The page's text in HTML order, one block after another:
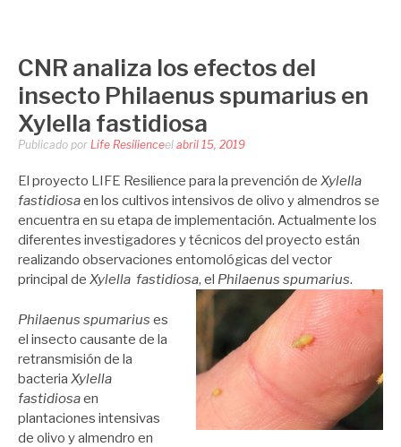
CNR analiza los efectos del
insecto Philaenus spumarius en
Xylella fastidiosa
Publicado por Life Resilienceel abril 15, 2019
El proyecto LIFE Resilience para la prevención de Xylella
fastidiosaen los cultivos intensivos de olivo y almendros se
encuentra en su etapa de implementación. Actualmente los
diferentes investigadores y técnicos del proyecto están
realizando observaciones entomológicas del vector
principal de Xylella fastidiosa, el Philaenus spumarius.
Philaenus spumarius es
el insecto causante de la
retransmisión de la
bacteria Xylella
fastidiosaen
plantaciones intensivas
de olivo y almendro en